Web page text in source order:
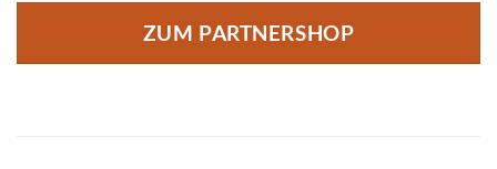
ZUM PARTNERSHOP